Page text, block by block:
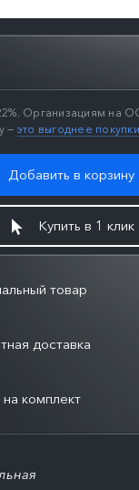
Организациям на
— это выгоднее
Добавить в корзину
Купить в 1 клик
товар
доставка
комплект